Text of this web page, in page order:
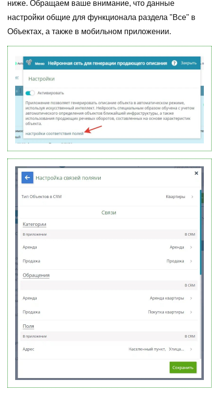
ниже. Обращаем ваше внимание, что данные
настройки общие для функционала раздела "Все" в
Объектах, а также в мобильном приложении.